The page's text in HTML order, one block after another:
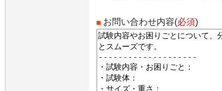
お問い合わせ内容(必須)